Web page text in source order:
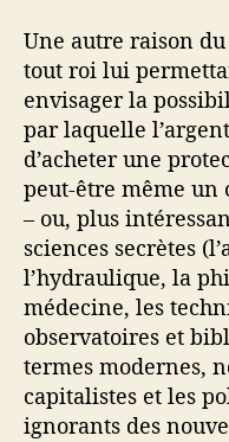
Une autre raison du
tout roi lui
envisager la
par laquelle
d’acheter une
peut-être même
– ou, plus
sciences secrètes
l’hydraulique, la
médecine, les
observatoires et
termes modernes,
capitalistes et les
ignorants des